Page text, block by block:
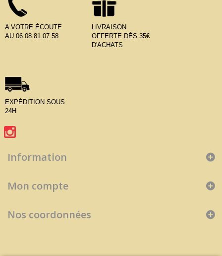
A VOTRE ÉCOUTE
AU 06.08.81.07.58
LIVRAISON
OFFERTE DÈS 35€
D'ACHATS
EXPÉDITION SOUS
24H
Information
Mon compte
Nos coordonnées